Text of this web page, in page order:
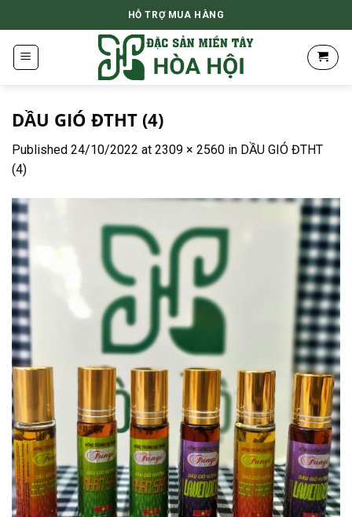
to
content
HỖ TRỢ MUA HÀNG
DẦU GIÓ ĐTHT (4)
Published 24/10/2022 at 2309 × 2560 in DẦU GIÓ ĐTHT
(4)